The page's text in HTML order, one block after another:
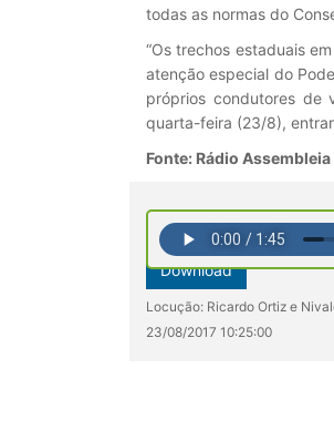
todas as normas do
“Os trechos estaduais
atenção especial do
próprios condutores de
quarta-feira (23/8),
Fonte: Rádio
Download
Locução: Ricardo Ortiz e
23/08/2017 10:25:00